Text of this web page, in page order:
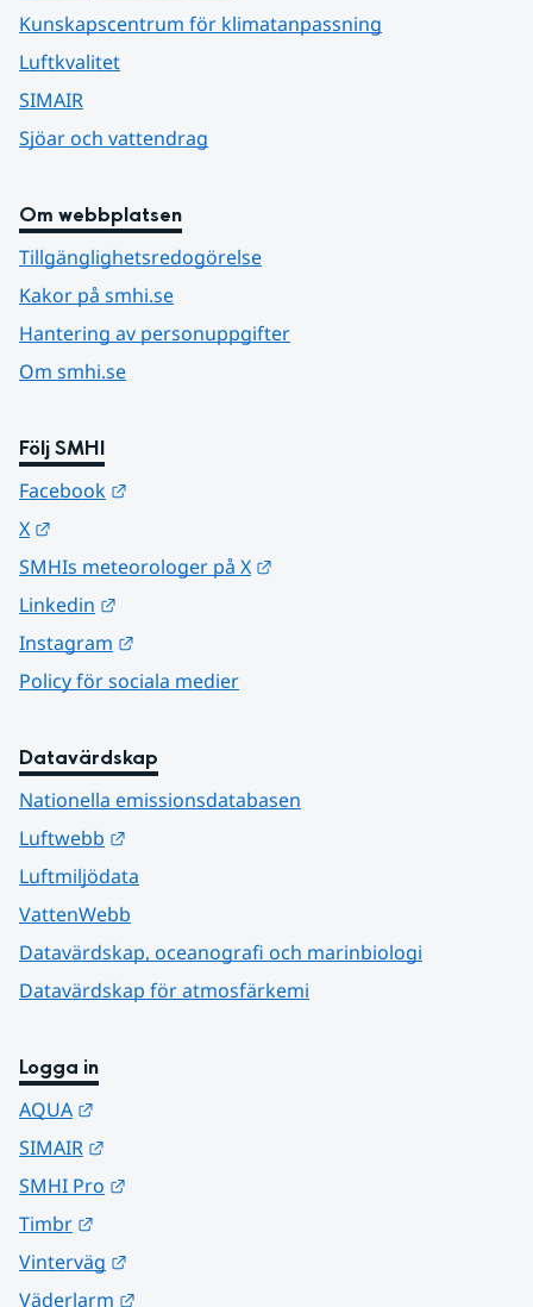
Kunskapscentrum för klimatanpassning
Luftkvalitet
SIMAIR
Sjöar och vattendrag
Om webbplatsen
Tillgänglighetsredogörelse
Kakor på smhi.se
Hantering av personuppgifter
Om smhi.se
Följ SMHI
Facebook
X
SMHIs meteorologer på X
Linkedin
Instagram
Policy för sociala medier
Datavärdskap
Nationella emissionsdatabasen
Luftwebb
Luftmiljödata
VattenWebb
Datavärdskap, oceanografi och marinbiologi
Datavärdskap för atmosfärkemi
Logga in
AQUA
SIMAIR
SMHI Pro
Timbr
Vinterväg
Väderlarm